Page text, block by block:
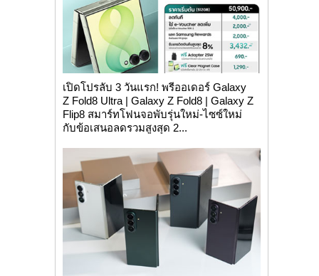
เปิดโปรลับ 3 วันแรก! พรีออเดอร์ Galaxy
Z Fold8 Ultra | Galaxy Z Fold8 | Galaxy Z
Flip8 สมาร์ทโฟนจอพับรุ่นใหม่-ไซซ์ใหม่
กับข้อเสนอลดรวมสูงสุด 2...